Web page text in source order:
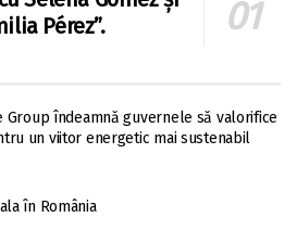
Pérez”.
Group îndeamnă guvernele să valorifice
un viitor energetic mai sustenabil
în România